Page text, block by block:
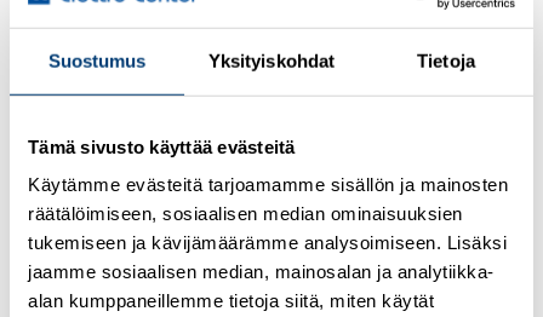
Suostumus Yksityiskohdat Tietoja
Tämä sivusto käyttää evästeitä
Käytämme evästeitä tarjoamamme sisällön ja mainosten
räätälöimiseen, sosiaalisen median ominaisuuksien
tukemiseen ja kävijämäärämme analysoimiseen. Lisäksi
jaamme sosiaalisen median, mainosalan ja analytiikka-
alan kumppaneillemme tietoja siitä, miten käytät
Kirjaudu sisään nähdäksesi hinnat ja käyttääksesi
verkkokauppaa
Osastot:Omron , Uudet tuotteet